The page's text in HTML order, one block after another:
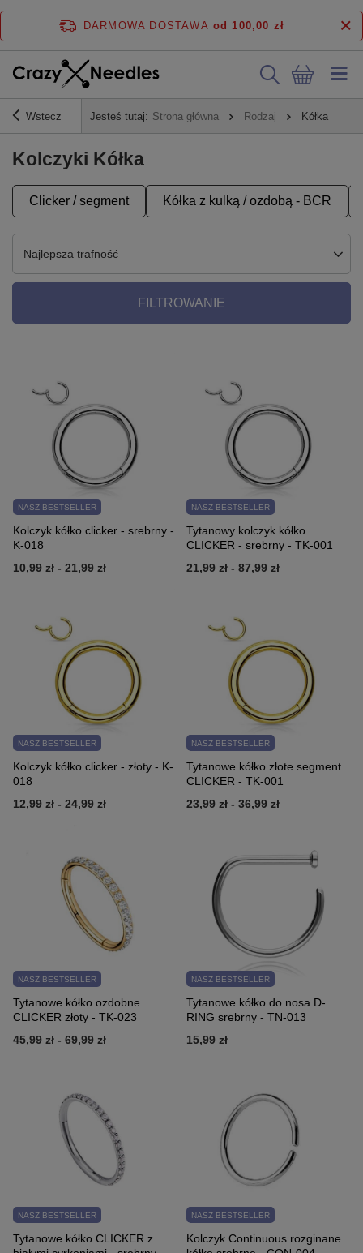
DARMOWA DOSTAWA od 100,00 zł
Wstecz Jesteś tutaj: Strona główna Rodzaj Kółka
Kolczyki Kółka
Clicker / segment Kółka z kulką / ozdobą - BCR
Najlepsza trafność
FILTROWANIE
NASZ BESTSELLER
Kolczyk kółko clicker - srebrny -
K-018
10,99 zł - 21,99 zł
NASZ BESTSELLER
Tytanowy kolczyk kółko
CLICKER - srebrny - TK-001
21,99 zł - 87,99 zł
NASZ BESTSELLER
Kolczyk kółko clicker - złoty - K-
018
12,99 zł - 24,99 zł
NASZ BESTSELLER
Tytanowe kółko złote segment
CLICKER - TK-001
23,99 zł - 36,99 zł
NASZ BESTSELLER
Tytanowe kółko ozdobne
CLICKER złoty - TK-023
45,99 zł - 69,99 zł
NASZ BESTSELLER
Tytanowe kółko do nosa D-
RING srebrny - TN-013
15,99 zł
NASZ BESTSELLER
Tytanowe kółko CLICKER z
NASZ BESTSELLER
Kolczyk Continuous rozginane